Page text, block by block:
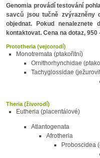
Genomia provádí testování
savců jsou tučně zvýrazněny
objednat. Pokud
kontaktovat. Cena na dotaz, 950
Prototheria (vejcorodí)
Monotremata (ptakořitní)
Ornithorhynchidae
Tachyglossidae
Theria (živorodí)
Eutheria (placentálové)
Atlantogenata
Afrotheria
Proboscidea